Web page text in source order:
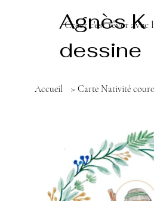
Agnès K
dessine
Créer c'est rêver avec
Accueil > Carte Nativité